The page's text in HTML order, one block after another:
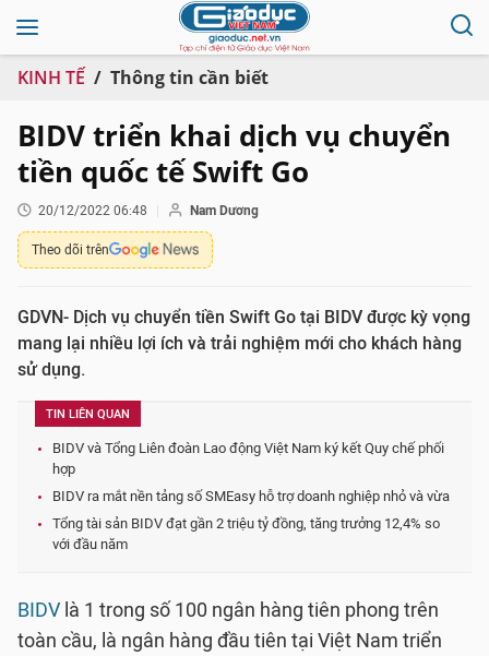
KINH TẾ Thông tin cần biết
BIDV triển khai dịch vụ chuyển
tiền quốc tế Swift Go
20/12/2022 06:48 Nam Dương
Theo dõi trên
GDVN- Dịch vụ chuyển tiền Swift Go tại BIDV được kỳ vọng
mang lại nhiều lợi ích và trải nghiệm mới cho khách hàng
sử dụng.
TIN LIÊN QUAN
BIDV và Tổng Liên đoàn Lao động Việt Nam ký kết Quy chế phối
hợp
BIDV ra mắt nền tảng số SMEasy hỗ trợ doanh nghiệp nhỏ và vừa
Tổng tài sản BIDV đạt gần 2 triệu tỷ đồng, tăng trưởng 12,4% so
với đầu năm
BIDV là 1 trong số 100 ngân hàng tiên phong trên
toàn cầu, là ngân hàng đầu tiên tại Việt Nam triển